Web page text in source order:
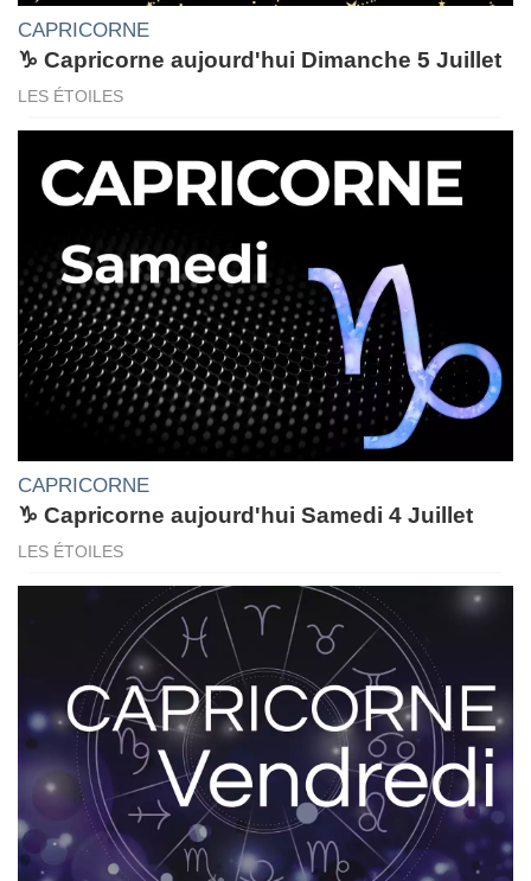
CAPRICORNE
♑ Capricorne aujourd'hui Dimanche 5 Juillet
LES ÉTOILES
CAPRICORNE
♑ Capricorne aujourd'hui Samedi 4 Juillet
LES ÉTOILES